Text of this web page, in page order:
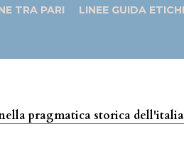
TRA PARI LINEE GUIDA
pragmatica storica